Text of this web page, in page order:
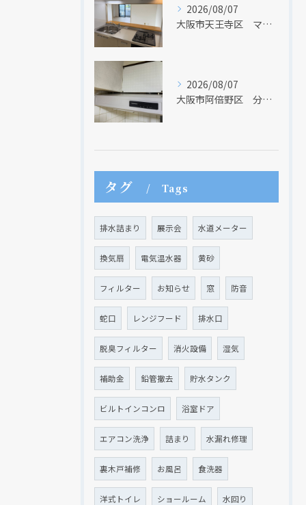
2026/08/07
大阪市天王寺区 マンションのキッチン取替及び内装リフォーム工事 クリナップ
2026/08/07
大阪市阿倍野区 分譲マンションのレンジフード取替リフォーム工事 タカラスタンダード
タグ Tags
排水詰まり 展示会 水道メーター
換気扇 電気温水器 黄砂
フィルター お知らせ 窓 防音
蛇口 レンジフード 排水口
脱臭フィルター 消火設備 湿気
補助金 鉛管撤去 貯水タンク
ビルトインコンロ 浴室ドア
エアコン洗浄 詰まり 水漏れ修理
裏木戸補修 お風呂 食洗器
洋式トイレ ショールーム 水回り
クリックでチラシのページにジャンプします
クリックでチラシのページにジャンプします